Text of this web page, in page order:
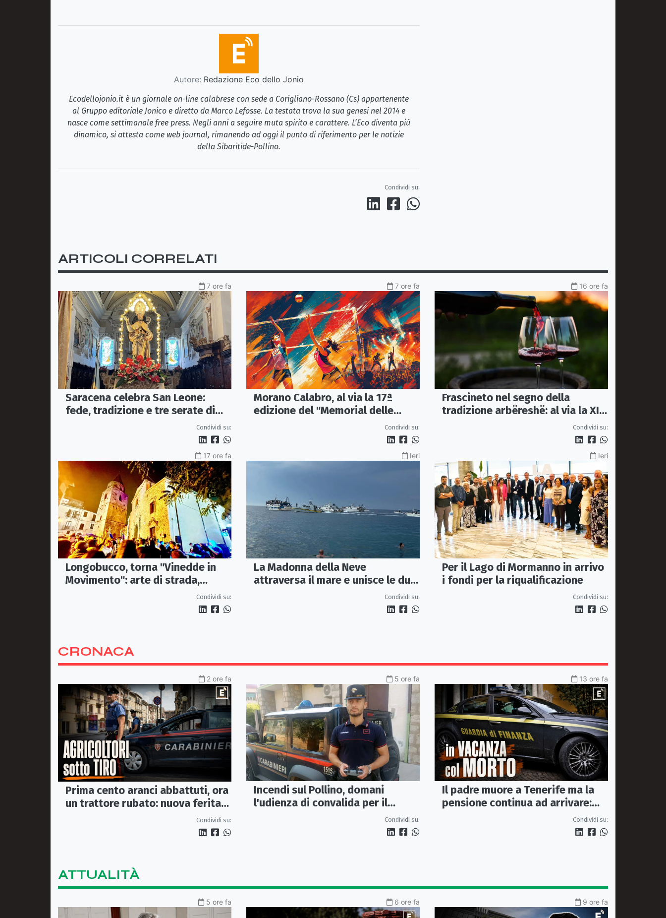
Autore: Redazione Eco dello Jonio
Ecodellojonio.it è un giornale on-line calabrese con sede a Corigliano-Rossano (Cs) appartenente
al Gruppo editoriale Jonico e diretto da Marco Lefosse. La testata trova la sua genesi nel 2014 e
nasce come settimanale free press. Negli anni a seguire muta spirito e carattere. L’Eco diventa più
dinamico, si attesta come web journal, rimanendo ad oggi il punto di riferimento per le notizie
della Sibaritide-Pollino.
Condividi su:
ARTICOLI CORRELATI
7 ore fa
Saracena celebra San Leone:
fede, tradizione e tre serate di
Condividi su:
7 ore fa
Morano Calabro, al via la 17ª
edizione del "Memorial delle
Condividi su:
16 ore fa
Frascineto nel segno della
tradizione arbëreshë: al via la XII
edizione della Festa del VinoCondividi su:
17 ore fa
Longobucco, torna "Vinedde in
Movimento": arte di strada,
musica e sapori fanno rivivere il
Condividi su:
Ieri
La Madonna della Neve
attraversa il mare e unisce le due
Condividi su:
Ieri
Per il Lago di Mormanno in arrivo
i fondi per la riqualificazione
Condividi su:
CRONACA
2 ore fa
Prima cento aranci abbattuti, ora
un trattore rubato: nuova ferita
all’agricoltura della SibaritideCondividi su:
5 ore fa
Incendi sul Pollino, domani
l'udienza di convalida per il
presunto piromane: il PM ha
chiesto la misura in carcere
Condividi su:
13 ore fa
Il padre muore a Tenerife ma la
pensione continua ad arrivare:
Condividi su:
ATTUALITÀ
5 ore fa 6 ore fa 9 ore fa